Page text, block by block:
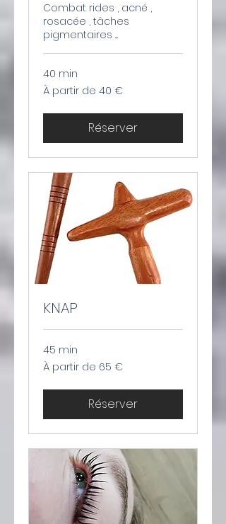
Combat rides , acné ,
rosacée , tâches
pigmentaires ....
40 min
À
partir
À partir de 40 €
Réserver
KNAP
45 min
À
partir
À partir de 65 €
Réserver